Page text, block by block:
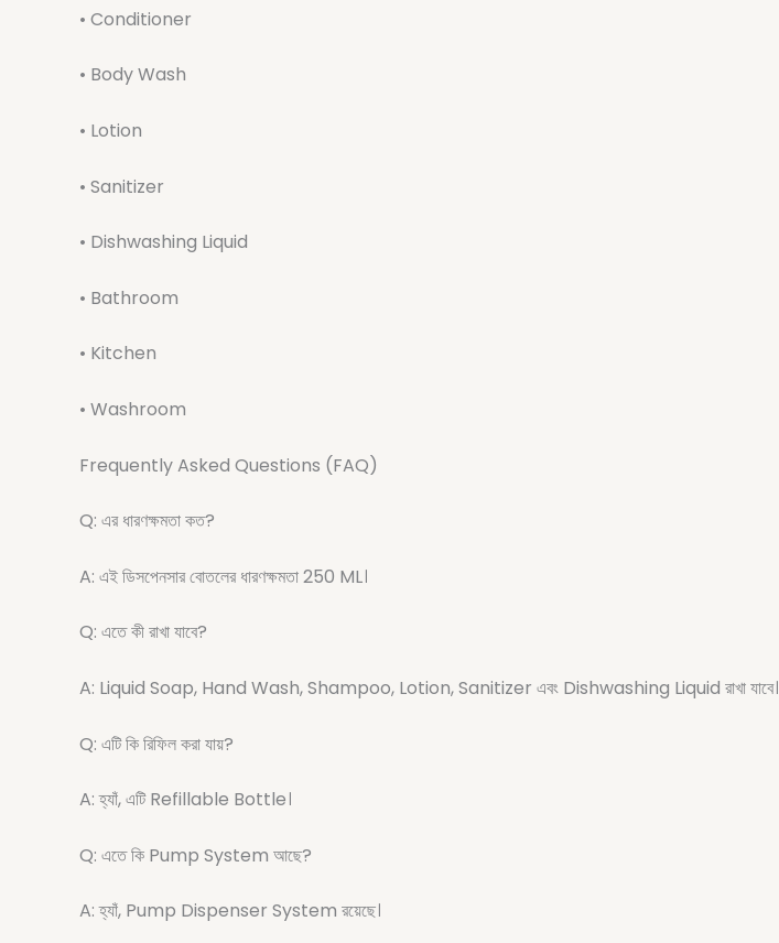
• Conditioner
• Body Wash
• Lotion
• Sanitizer
• Dishwashing Liquid
• Bathroom
• Kitchen
• Washroom
Frequently Asked Questions (FAQ)
Q: এর ধারণক্ষমতা কত?
A: এই ডিসপেনসার বোতলের ধারণক্ষমতা 250 ML।
Q: এতে কী রাখা যাবে?
A: Liquid Soap, Hand Wash, Shampoo, Lotion, Sanitizer এবং Dishwashing Liquid রাখা যাবে।
Q: এটি কি রিফিল করা যায়?
A: হ্যাঁ, এটি Refillable Bottle।
Q: এতে কি Pump System আছে?
A: হ্যাঁ, Pump Dispenser System রয়েছে।